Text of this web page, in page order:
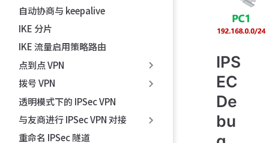
自动协商与 keepalive
IKE 分片
IKE 流量启用策略路由
点到点 VPN
拨号 VPN
透明模式下的 IPSec VPN
与友商进行 IPSec VPN 对接
重命名 IPSec 隧道
IPS
EC
De
bu